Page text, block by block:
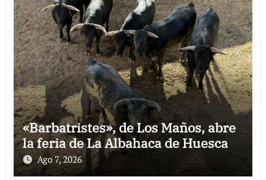
«Barbatristes», de Los Maños, abre
la feria de La Albahaca de Huesca
Ago 7, 2026